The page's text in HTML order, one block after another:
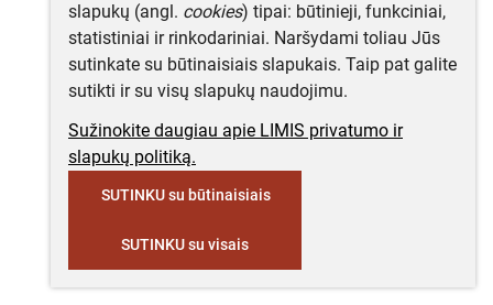
slapukų (angl. cookies) tipai: būtinieji, funkciniai,
statistiniai ir rinkodariniai. Naršydami toliau Jūs
sutinkate su būtinaisiais slapukais. Taip pat galite
sutikti ir su visų slapukų naudojimu.
Sužinokite daugiau apie LIMIS privatumo ir
slapukų politiką.
SUTINKU su būtinaisiais
SUTINKU su visais